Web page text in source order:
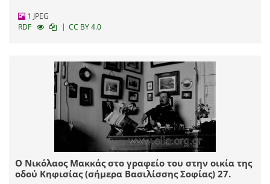
1 JPEG
RDF
| CC BY 4.0
Ο Νικόλαος Μακκάς στο γραφείο του στην οικία της
οδού Κηφισίας (σήμερα Βασιλίσσης Σοφίας) 27.